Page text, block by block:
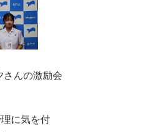
さんの激励会
に気を付